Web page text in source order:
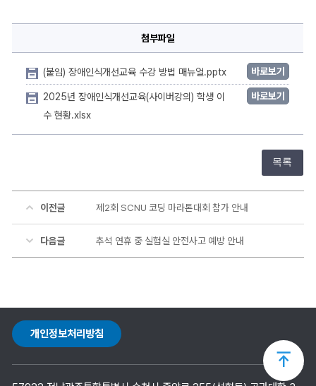
첨부파일
(붙임) 장애인식개선교육 수강 방법 매뉴얼.pptx 바로보기
2025년 장애인식개선교육(사이버강의) 학생 이
수 현황.xlsx
바로보기
목록
이전글 제2회 SCNU 코딩 마라톤대회 참가 안내
다음글 추석 연휴 중 실험실 안전사고 예방 안내
개인정보처리방침
상